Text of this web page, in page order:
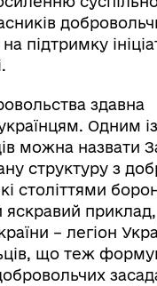
підтримку
здавна
Одним
можна назвати
структуру з
століттями
яскравий
– легіон
що теж